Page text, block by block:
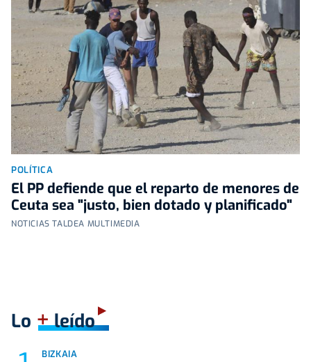
POLÍTICA
El PP defiende que el reparto de menores de
Ceuta sea "justo, bien dotado y planificado"
NOTICIAS TALDEA MULTIMEDIA
Lo +leído
BIZKAIA